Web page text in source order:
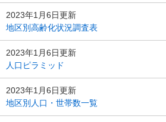
2023年1月6日更新
地区別高齢化状況調査表
2023年1月6日更新
人口ピラミッド
2023年1月6日更新
地区別人口・世帯数一覧